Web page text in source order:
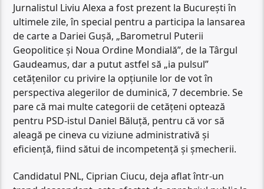
Jurnalistul Liviu Alexa a fost prezent la București în
ultimele zile, în special pentru a participa la lansarea
de carte a Dariei Gușă, „Barometrul Puterii
Geopolitice și Noua Ordine Mondială”, de la Târgul
Gaudeamus, dar a putut astfel să „ia pulsul”
cetățenilor cu privire la opțiunile lor de vot în
perspectiva alegerilor de duminică, 7 decembrie. Se
pare că mai multe categorii de cetățeni optează
pentru PSD-istul Daniel Băluță, pentru că vor să
aleagă pe cineva cu viziune administrativă și
eficiență, fiind sătui de incompetență și șmecherii.
Candidatul PNL, Ciprian Ciucu, deja aflat într-un